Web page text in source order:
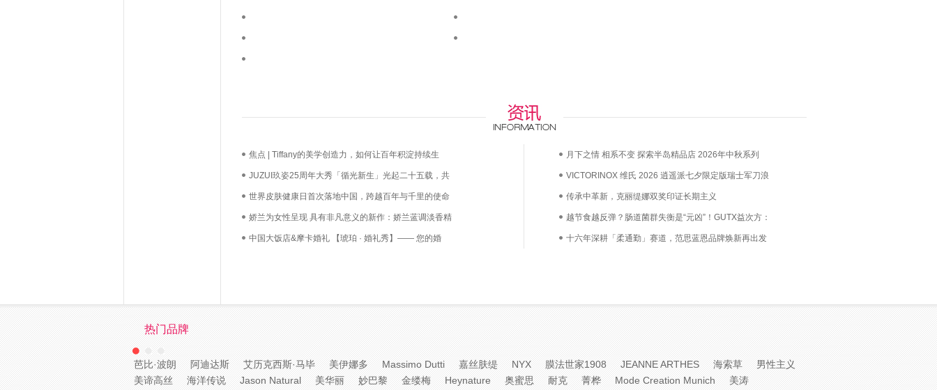
焦点 | Tiffany的美学创造力，如何让百年积淀持续生
长？
JUZUI玖姿25周年大秀「循光新生」光起二十五载，共
启新生优雅
世界皮肤健康日首次落地中国，跨越百年与千里的使命
必达
娇兰为女性呈现 具有非凡意义的新作：娇兰蓝调淡香精
中国大饭店&摩卡婚礼 【琥珀 · 婚礼秀】—— 您的婚
月下之情 相系不变 探索半岛精品店 2026年中秋系列
VICTORINOX 维氏 2026 逍遥派七夕限定版瑞士军刀浪
漫上市——凝萃瑞士匠心，赴约月书赤绳
传承中革新，克丽缇娜双奖印证长期主义
越节食越反弹？肠道菌群失衡是“元凶”！GUTX益次方：
鲜活益生菌直达肠道，养出你的“易瘦体质”
十六年深耕「柔通勤」赛道，范思蓝恩品牌焕新再出发
热门品牌
芭比·波朗 阿迪达斯 艾历克西斯·马毕 美伊娜多 Massimo Dutti 嘉丝肤缇 NYX 膜法世家1908 JEANNE ARTHES 海索草
男性主义
美谛高丝
海洋传说 Jason Natural 美华丽 妙巴黎 金缕梅 Heynature 奥蜜思 耐克 菁桦 Mode Creation Munich 美涛